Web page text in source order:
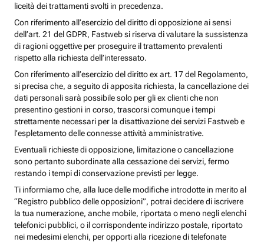
liceità dei trattamenti svolti in precedenza.
Con riferimento all’esercizio del diritto di opposizione ai sensi
dell’art. 21 del GDPR, Fastweb si riserva di valutare la sussistenza
di ragioni oggettive per proseguire il trattamento prevalenti
rispetto alla richiesta dell’interessato.
Con riferimento all’esercizio del diritto ex art. 17 del Regolamento,
si precisa che, a seguito di apposita richiesta, la cancellazione dei
dati personali sarà possibile solo per gli ex clienti che non
presentino gestioni in corso, trascorsi comunque i tempi
strettamente necessari per la disattivazione dei servizi Fastweb e
l’espletamento delle connesse attività amministrative.
Eventuali richieste di opposizione, limitazione o cancellazione
sono pertanto subordinate alla cessazione dei servizi, fermo
restando i tempi di conservazione previsti per legge.
Ti informiamo che, alla luce delle modifiche introdotte in merito al
“Registro pubblico delle opposizioni”, potrai decidere di iscrivere
la tua numerazione, anche mobile, riportata o meno negli elenchi
telefonici pubblici, o il corrispondente indirizzo postale, riportato
nei medesimi elenchi, per opporti alla ricezione di telefonate